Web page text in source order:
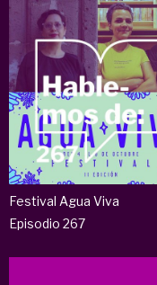
Festival Agua Viva
Episodio 267